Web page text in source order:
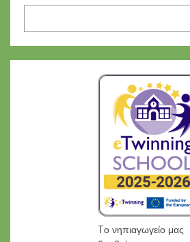
Tο νηπιαγωγείο μας